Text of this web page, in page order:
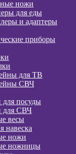
ножи
для еды
и адаптеры
приборы
для ТВ
СВЧ
посуды
СВЧ
весы
навеска
ножи
ножницы